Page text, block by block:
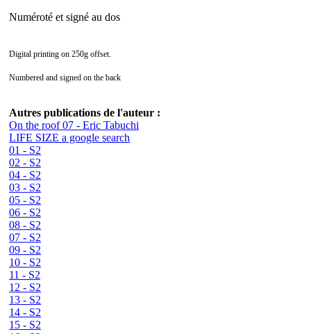
Numéroté et signé au dos
Digital printing on 250g offset.
Numbered and signed on the back
Autres publications de l'auteur :
On the roof 07 - Eric Tabuchi
LIFE SIZE a google search
01 - S2
02 - S2
04 - S2
03 - S2
05 - S2
06 - S2
08 - S2
07 - S2
09 - S2
10 - S2
11 - S2
12 - S2
13 - S2
14 - S2
15 - S2